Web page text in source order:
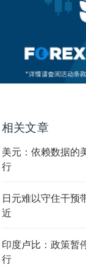
相关文章
美元：依赖数据的
行
日元难以守住干预
近
印度卢比：政策暂
行